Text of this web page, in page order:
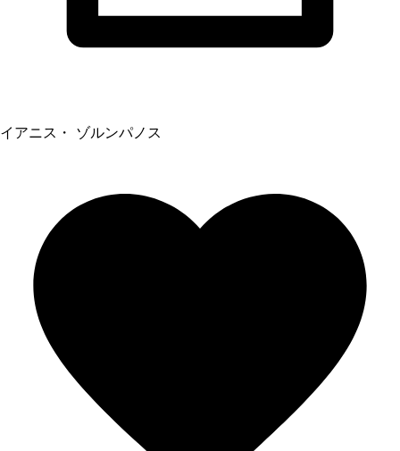
イアニス・ ゾルンパノス